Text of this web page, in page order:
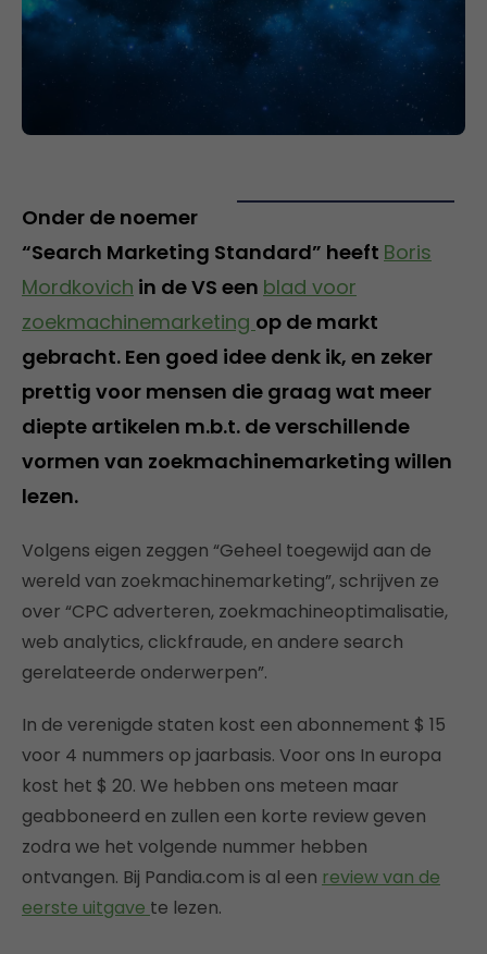
Onder de noemer
“Search Marketing Standard” heeft Boris
Mordkovich in de VS een blad voor
zoekmachinemarketing op de markt
gebracht. Een goed idee denk ik, en zeker
prettig voor mensen die graag wat meer
diepte artikelen m.b.t. de verschillende
vormen van zoekmachinemarketing willen
lezen.
Volgens eigen zeggen “Geheel toegewijd aan de
wereld van zoekmachinemarketing”, schrijven ze
over “CPC adverteren, zoekmachineoptimalisatie,
web analytics, clickfraude, en andere search
gerelateerde onderwerpen”.
In de verenigde staten kost een abonnement $ 15
voor 4 nummers op jaarbasis. Voor ons In europa
kost het $ 20. We hebben ons meteen maar
geabboneerd en zullen een korte review geven
zodra we het volgende nummer hebben
ontvangen. Bij Pandia.com is al een review van de
eerste uitgave te lezen.